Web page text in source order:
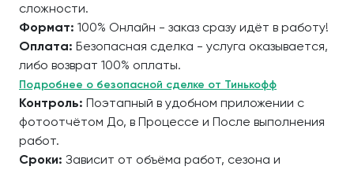
сложности.
Формат: 100% Онлайн - заказ сразу идёт в работу!
Оплата: Безопасная сделка - услуга оказывается,
либо возврат 100% оплаты.
Подробнее о безопасной сделке от Тинькофф
Контроль: Поэтапный в удобном приложении с
фотоотчётом До, в Процессе и После выполнения
работ.
Сроки: Зависит от объёма работ, сезона и